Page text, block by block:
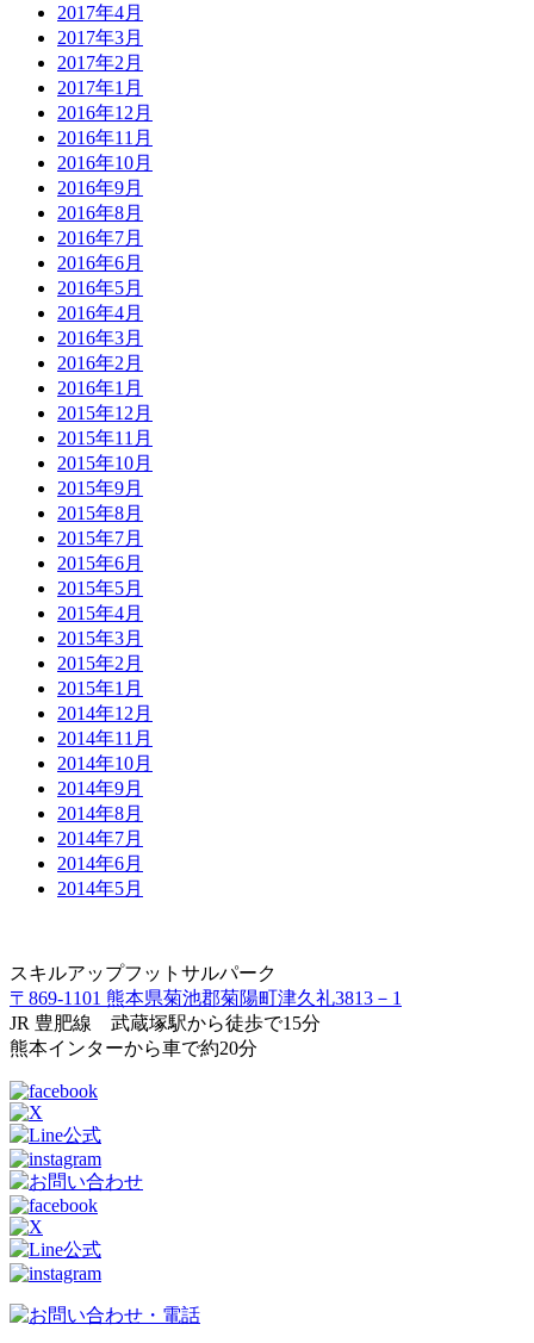
2017年4月
2017年3月
2017年2月
2017年1月
2016年12月
2016年11月
2016年10月
2016年9月
2016年8月
2016年7月
2016年6月
2016年5月
2016年4月
2016年3月
2016年2月
2016年1月
2015年12月
2015年11月
2015年10月
2015年9月
2015年8月
2015年7月
2015年6月
2015年5月
2015年4月
2015年3月
2015年2月
2015年1月
2014年12月
2014年11月
2014年10月
2014年9月
2014年8月
2014年7月
2014年6月
2014年5月
スキルアップフットサルパーク
〒869-1101 熊本県菊池郡菊陽町津久礼3813－1
JR 豊肥線 武蔵塚駅から徒歩で15分
熊本インターから車で約20分